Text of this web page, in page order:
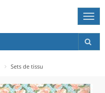
Sets de tissu